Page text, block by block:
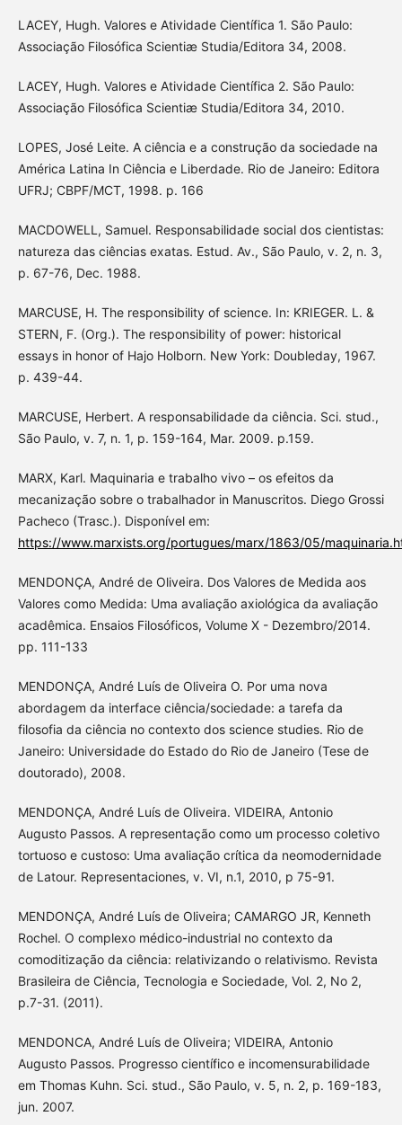
LACEY, Hugh. Valores e Atividade Científica 1. São Paulo:
Associação Filosófica Scientiæ Studia/Editora 34, 2008.
LACEY, Hugh. Valores e Atividade Científica 2. São Paulo:
Associação Filosófica Scientiæ Studia/Editora 34, 2010.
LOPES, José Leite. A ciência e a construção da sociedade na
América Latina In Ciência e Liberdade. Rio de Janeiro: Editora
UFRJ; CBPF/MCT, 1998. p. 166
MACDOWELL, Samuel. Responsabilidade social dos cientistas:
natureza das ciências exatas. Estud. Av., São Paulo, v. 2, n. 3,
p. 67-76, Dec. 1988.
MARCUSE, H. The responsibility of science. In: KRIEGER. L. &
STERN, F. (Org.). The responsibility of power: historical
essays in honor of Hajo Holborn. New York: Doubleday, 1967.
p. 439-44.
MARCUSE, Herbert. A responsabilidade da ciência. Sci. stud.,
São Paulo, v. 7, n. 1, p. 159-164, Mar. 2009. p.159.
MARX, Karl. Maquinaria e trabalho vivo – os efeitos da
mecanização sobre o trabalhador in Manuscritos. Diego Grossi
Pacheco (Trasc.). Disponível em:
https://www.marxists.org/portugues/marx/1863/05/
MENDONÇA, André de Oliveira. Dos Valores de Medida aos
Valores como Medida: Uma avaliação axiológica da avaliação
acadêmica. Ensaios Filosóficos, Volume X - Dezembro/2014.
pp. 111-133
MENDONÇA, André Luís de Oliveira O. Por uma nova
abordagem da interface ciência/sociedade: a tarefa da
filosofia da ciência no contexto dos science studies. Rio de
Janeiro: Universidade do Estado do Rio de Janeiro (Tese de
doutorado), 2008.
MENDONÇA, André Luís de Oliveira. VIDEIRA, Antonio
Augusto Passos. A representação como um processo coletivo
tortuoso e custoso: Uma avaliação crítica da neomodernidade
de Latour. Representaciones, v. VI, n.1, 2010, p 75-91.
MENDONÇA, André Luís de Oliveira; CAMARGO JR, Kenneth
Rochel. O complexo médico-industrial no contexto da
comoditização da ciência: relativizando o relativismo. Revista
Brasileira de Ciência, Tecnologia e Sociedade, Vol. 2, No 2,
p.7-31. (2011).
MENDONCA, André Luís de Oliveira; VIDEIRA, Antonio
Augusto Passos. Progresso científico e incomensurabilidade
em Thomas Kuhn. Sci. stud., São Paulo, v. 5, n. 2, p. 169-183,
jun. 2007.